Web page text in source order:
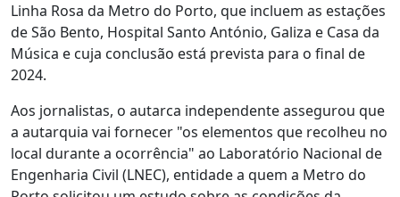
Linha Rosa da Metro do Porto, que incluem as estações
de São Bento, Hospital Santo António, Galiza e Casa da
Música e cuja conclusão está prevista para o final de
2024.
Aos jornalistas, o autarca independente assegurou que
a autarquia vai fornecer "os elementos que recolheu no
local durante a ocorrência" ao Laboratório Nacional de
Engenharia Civil (LNEC), entidade a quem a Metro do